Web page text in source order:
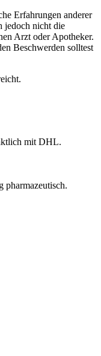
Erfahrungen anderer
jedoch nicht die
Arzt oder Apotheker.
Beschwerden solltest
mit DHL.
pharmazeutisch.